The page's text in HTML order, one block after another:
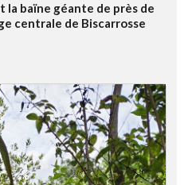
la baïne géante de près de
centrale de Biscarrosse